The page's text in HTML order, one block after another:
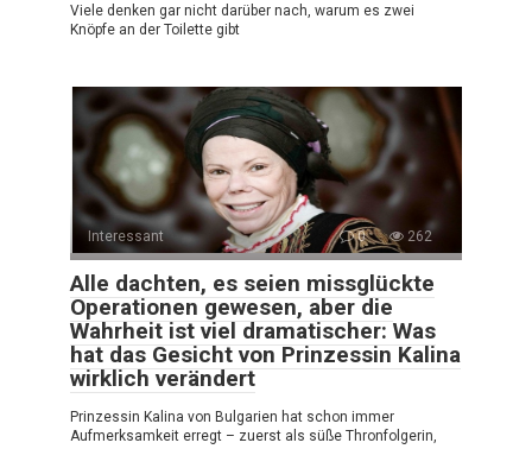
Viele denken gar nicht darüber nach, warum es zwei
Knöpfe an der Toilette gibt
Interessant 0 262
Alle dachten, es seien missglückte
Operationen gewesen, aber die
Wahrheit ist viel dramatischer: Was
hat das Gesicht von Prinzessin Kalina
wirklich verändert
Prinzessin Kalina von Bulgarien hat schon immer
Aufmerksamkeit erregt – zuerst als süße Thronfolgerin,